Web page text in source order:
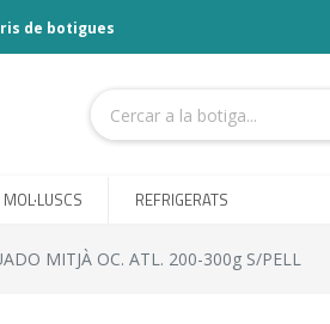
de botigues
MOL·LUSCS REFRIGERATS
MITJÀ OC. ATL. 200-300g S/PELL